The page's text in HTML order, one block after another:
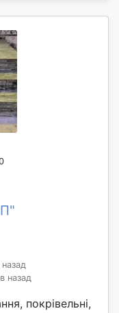
назад
покрівельні,